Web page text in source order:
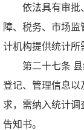
依法具有审批
障、税务、市场
计机构提供统计所
第二十七条
登记、管理信息以
求，需纳入统计
告知书。